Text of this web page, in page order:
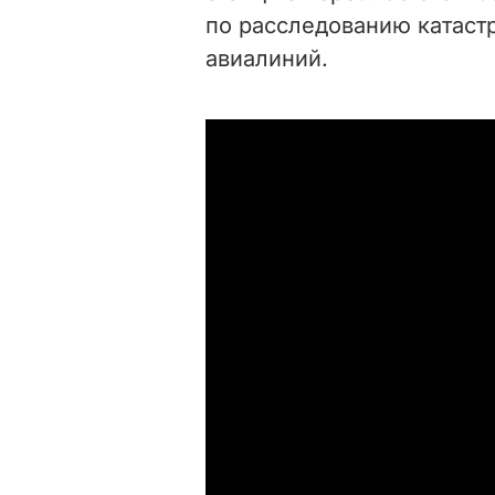
по расследованию
авиалиний.